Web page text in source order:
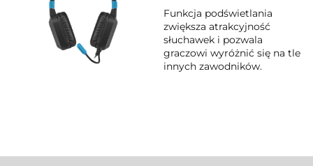
Funkcja podświetlania
zwiększa atrakcyjność
słuchawek i pozwala
graczowi wyróżnić się na tle
innych zawodników.